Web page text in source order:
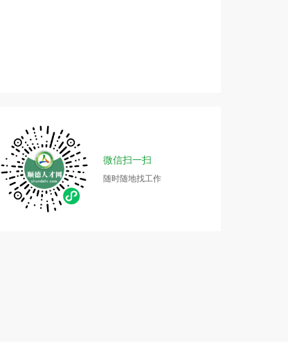
微信扫一扫
随时随地找工作